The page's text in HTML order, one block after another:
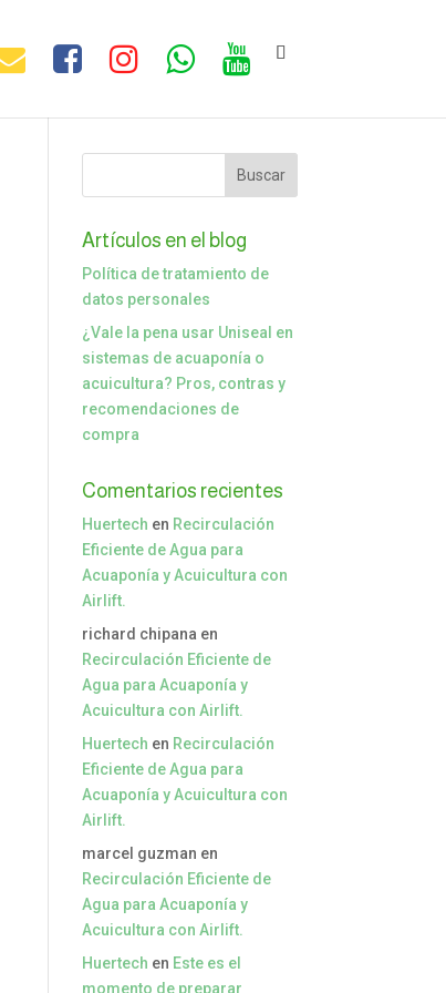
Artículos en el blog
Política de tratamiento de
datos personales
¿Vale la pena usar Uniseal en
sistemas de acuaponía o
acuicultura? Pros, contras y
recomendaciones de
compra
Comentarios recientes
Huertech en Recirculación
Eficiente de Agua para
Acuaponía y Acuicultura con
Airlift.
richard chipana en
Recirculación Eficiente de
Agua para Acuaponía y
Acuicultura con Airlift.
Huertech en Recirculación
Eficiente de Agua para
Acuaponía y Acuicultura con
Airlift.
marcel guzman en
Recirculación Eficiente de
Agua para Acuaponía y
Acuicultura con Airlift.
Huertech en Este es el
momento de preparar